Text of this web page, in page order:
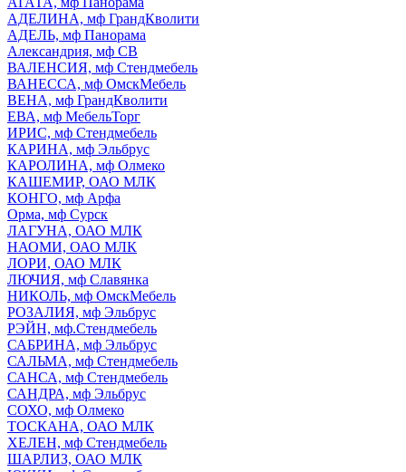
АДЕЛИНА, мф ГрандКволити
АДЕЛЬ, мф Панорама
Александрия, мф СВ
ВАЛЕНСИЯ, мф Стендмебель
ВАНЕССА, мф ОмскМебель
ВЕНА, мф ГрандКволити
ЕВА, мф МебельТорг
ИРИС, мф Стендмебель
КАРИНА, мф Эльбрус
КАРОЛИНА, мф Олмеко
КАШЕМИР, ОАО МЛК
КОНГО, мф Арфа
Орма, мф Сурск
ЛАГУНА, ОАО МЛК
НАОМИ, ОАО МЛК
ЛОРИ, ОАО МЛК
ЛЮЧИЯ, мф Славянка
НИКОЛЬ, мф ОмскМебель
РОЗАЛИЯ, мф Эльбрус
РЭЙН, мф.Стендмебель
САБРИНА, мф Эльбрус
САЛЬМА, мф Стендмебель
САНСА, мф Стендмебель
САНДРА, мф Эльбрус
СОХО, мф Олмеко
ТОСКАНА, ОАО МЛК
ХЕЛЕН, мф Стендмебель
ШАРЛИЗ, ОАО МЛК